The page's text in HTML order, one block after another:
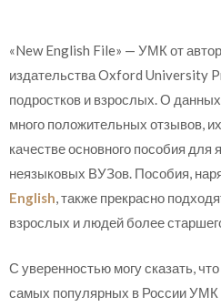
«New English File» — УМК от
издательства Oxford University
подростков и взрослых. О
много положительных отзывов,
качестве основного пособия
неязыковых ВУЗов. Пособия,
English, также прекрасно
взрослых и людей более
С уверенностью могу сказать,
самых популярных в России УМК